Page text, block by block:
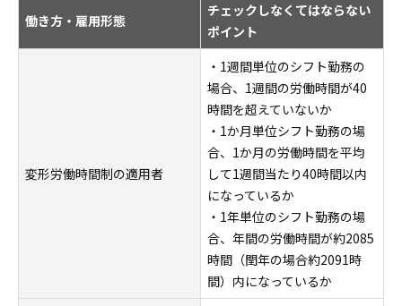
働き方・雇用形態
チェックしなくてはならない
ポイント
変形労働時間制の適用者
・1週間単位のシフト勤務の
場合、1週間の労働時間が40
時間を超えていないか
・1か月単位シフト勤務の場
合、1か月の労働時間を平均
して1週間当たり40時間以内
になっているか
・1年単位のシフト勤務の場
合、年間の労働時間が約2085
時間（閏年の場合約2091時
間）内になっているか